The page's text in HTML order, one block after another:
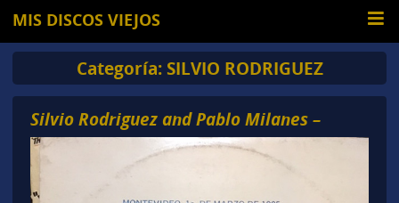
MIS DISCOS VIEJOS
Categoría: SILVIO RODRIGUEZ
Silvio Rodriguez and Pablo Milanes –